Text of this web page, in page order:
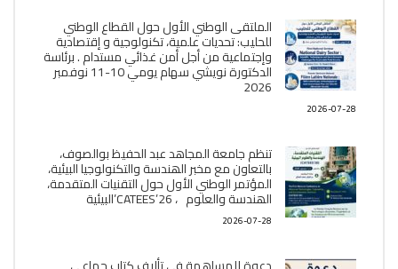
الملتقى الوطني الأول حول القطاع الوطني
للحليب: تحديات علمية، تكنولوجية و إقتصادية
وإجتماعية من أجل أمن غذائي مستدام . برئاسة
الدكتورة نويشي سهام يومي 10-11 نوفمبر
2026
2026-07-28
تنظم جامعة المجاهد عبد الحفيظ بوالصوف،
بالتعاون مع مخبر الھندسة والتكنولوجيا البیئیة،
المؤتمر الوطني الأول حول التقنيات المتقدمة،
الھندسة والعلوم ، CATEES’26’البیئية
2026-07-28